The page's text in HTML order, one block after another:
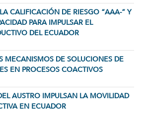
CALIFICACIÓN DE RIESGO “AAA-” Y
PARA IMPULSAR EL
DEL ECUADOR
MECANISMOS DE SOLUCIONES DE
EN PROCESOS COACTIVOS
AUSTRO IMPULSAN LA MOVILIDAD
EN ECUADOR